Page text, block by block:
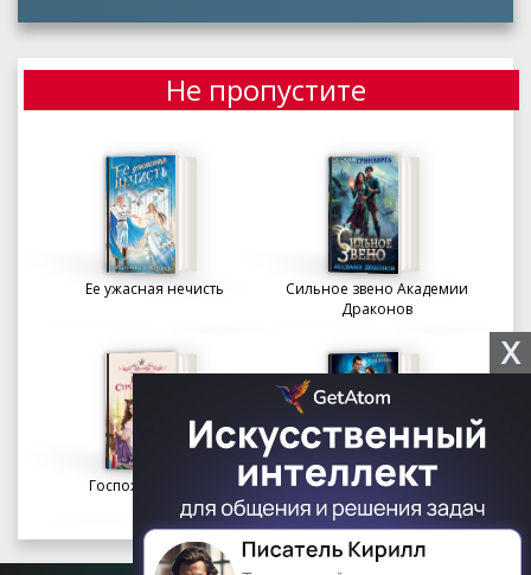
Не пропустите
Ее ужасная нечисть
Сильное звено Академии
Драконов
Госпожа портниха
Осколки вечности в
Академии Судьбы
X